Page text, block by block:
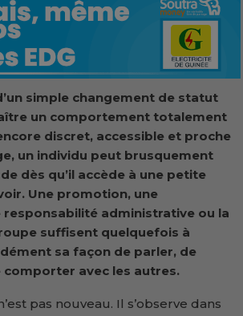
simple changement de statut
un comportement totalement
discret, accessible et proche
un individu peut brusquement
dès qu’il accède à une petite
Une promotion, une
responsabilité administrative ou la
suffisent quelquefois à
sa façon de parler, de
comporter avec les autres.
pas nouveau. Il s’observe dans